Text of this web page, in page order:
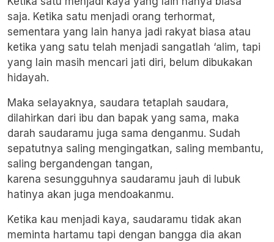
saja. Ketika satu menjadi orang terhormat,
sementara yang lain hanya jadi rakyat biasa atau
ketika yang satu telah menjadi sangatlah ‘alim, tapi
yang lain masih mencari jati diri, belum dibukakan
hidayah.
Maka selayaknya, saudara tetaplah saudara,
dilahirkan dari ibu dan bapak yang sama, maka
darah saudaramu juga sama denganmu. Sudah
sepatutnya saling mengingatkan, saling membantu,
saling bergandengan tangan,
karena sesungguhnya saudaramu jauh di lubuk
hatinya akan juga mendoakanmu.
Ketika kau menjadi kaya, saudaramu tidak akan
meminta hartamu tapi dengan bangga dia akan